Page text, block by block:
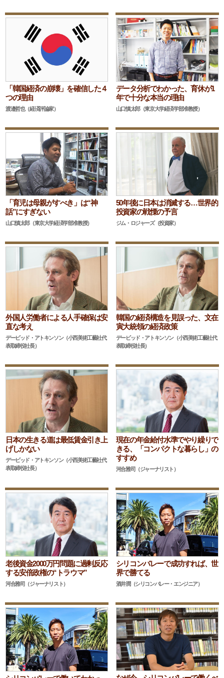
「韓国経済の崩壊」を確信した４
つの理由
渡邉哲也（経済評論家）
データ分析でわかった、育休が1
年で十分な本当の理由
山口慎太郎（東京大学経済学部准教授）
「育児は母親がすべき」は“神
話”にすぎない
山口慎太郎（東京大学経済学部准教授）
50年後に日本は消滅する…世界的
投資家の戦慄の予言
ジム・ロジャーズ（投資家）
外国人労働者による人手確保は安
直な考え
デービッド・アトキンソン（小西美術工藝社代
表取締役社長）
韓国の経済構造を見誤った、文在
寅大統領の経済政策
デービッド・アトキンソン（小西美術工藝社代
表取締役社長）
日本の生きる道は最低賃金引き上
げしかない
デービッド・アトキンソン（小西美術工藝社代
表取締役社長）
現在の年金給付水準でやり繰りで
きる、「コンパクトな暮らし」の
すすめ
河合雅司（ジャーナリスト）
老後資金2000万円問題に過剰反応
する安倍政権の“トラウマ”
河合雅司（ジャーナリスト）
シリコンバレーで成功すれば、世
界で勝てる
酒井潤（シリコンバレー・エンジニア）